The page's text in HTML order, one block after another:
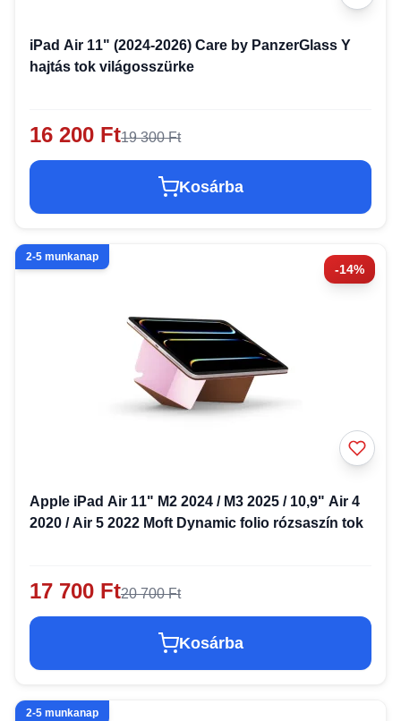
iPad Air 11" (2024-2026) Care by PanzerGlass Y
hajtás tok világosszürke
16 200 Ft19 300 Ft
Kosárba
-14%
2-5 munkanap
Apple iPad Air 11" M2 2024 / M3 2025 / 10,9" Air 4
2020 / Air 5 2022 Moft Dynamic folio rózsaszín tok
17 700 Ft20 700 Ft
Kosárba
2-5 munkanap